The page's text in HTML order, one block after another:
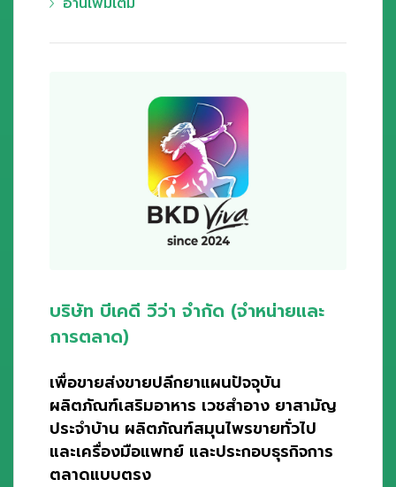
บริษัท บีเคดี วีว่า จำกัด (จำหน่ายและ
การตลาด)
เพื่อขายส่งขายปลีกยาแผนปัจจุบัน
ผลิตภัณฑ์เสริมอาหาร เวชสำอาง ยาสามัญ
ประจำบ้าน ผลิตภัณฑ์สมุนไพรขายทั่วไป
และเครื่องมือแพทย์ และประกอบธุรกิจการ
ตลาดแบบตรง